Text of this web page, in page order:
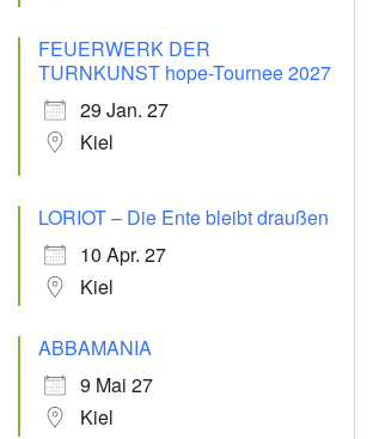
FEUERWERK DER
TURNKUNST hope-Tournee 2027
29 Jan. 27
Kiel
LORIOT – Die Ente bleibt draußen
10 Apr. 27
Kiel
ABBAMANIA
9 Mai 27
Kiel